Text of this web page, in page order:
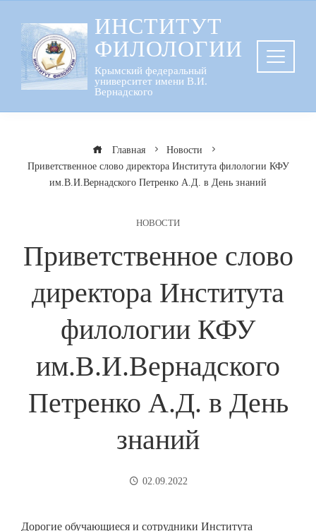
содержанию
ИНСТИТУТ
ФИЛОЛОГИИ
Крымский федеральный
университет имени В.И.
Вернадского
Главная
Новости
Приветственное слово директора Института филологии КФУ
им.В.И.Вернадского Петренко А.Д. в День знаний
НОВОСТИ
Приветственное слово
директора Института
филологии КФУ
им.В.И.Вернадского
Петренко А.Д. в День
знаний
02.09.2022
Дорогие обучающиеся и сотрудники Института